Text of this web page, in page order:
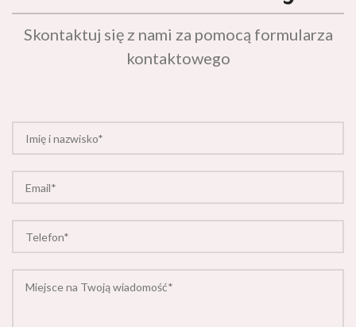
Skontaktuj się z nami za pomocą formularza
kontaktowego